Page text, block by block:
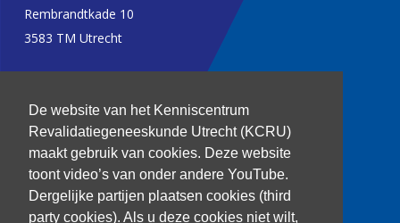
De website van het Kenniscentrum
Revalidatiegeneeskunde Utrecht (KCRU)
maakt gebruik van cookies. Deze website
toont video’s van onder andere YouTube.
Dergelijke partijen plaatsen cookies (third
party cookies). Als u deze cookies niet wilt,
Rembrandtkade 10
3583 TM Utrecht
kenniscentrum@dehoogstraat.nl
Over het KCRU